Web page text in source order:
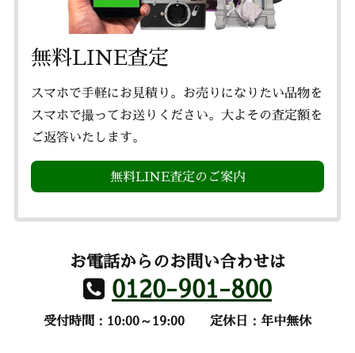
無料LINE査定
スマホで手軽にお見積り。お売りになりたい品物を
スマホで撮ってお送りください。大よその査定額を
ご返答いたします。
無料LINE査定のご案内
お電話からのお問い合わせは
0120-901-800
受付時間：10:00～19:00 定休日：年中無休